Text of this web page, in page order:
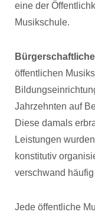
eine der
Musikschule.
öffentlichen
Jahrzehnten auf
Diese damals
Leistungen
konstitutiv
verschwand
Jede öffentliche